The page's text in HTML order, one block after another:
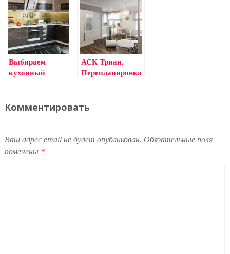
Выбираем
кухонный
АСК Триан.
Перепланировка
Комментировать
Ваш адрес email не будет опубликован. Обязательные поля
помечены *